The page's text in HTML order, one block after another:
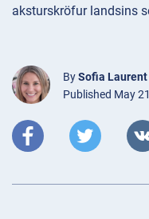
aksturskröfur landsins
BySofia Laurent
Published May